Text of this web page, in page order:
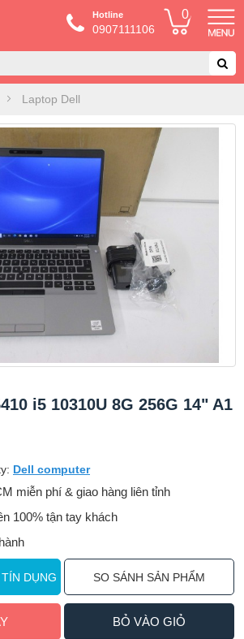
Hotline
0907111106
0
Laptop Dell
i5 10310U 8G 256G 14" A1
Dell computer
miễn phí & giao hàng liên tỉnh
100% tận tay khách
DỤNG SO SÁNH SẢN PHẨM
BỎ VÀO GIỎ